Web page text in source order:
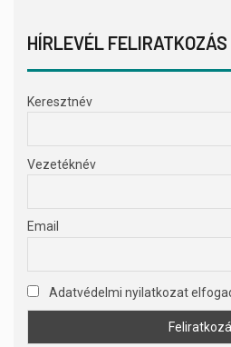
HÍRLEVÉL FELIRATKOZÁS
Keresztnév
Vezetéknév
Email
Adatvédelmi nyilatkozat